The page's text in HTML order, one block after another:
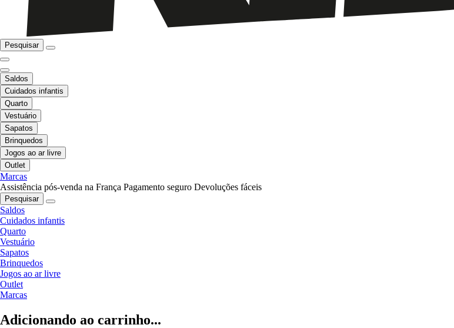
Pesquisar
Saldos
Cuidados infantis
Quarto
Vestuário
Sapatos
Brinquedos
Jogos ao ar livre
Outlet
Marcas
Assistência pós-venda na França Pagamento seguro Devoluções fáceis
Pesquisar
Saldos
Cuidados infantis
Quarto
Vestuário
Sapatos
Brinquedos
Jogos ao ar livre
Outlet
Marcas
Adicionando ao carrinho...